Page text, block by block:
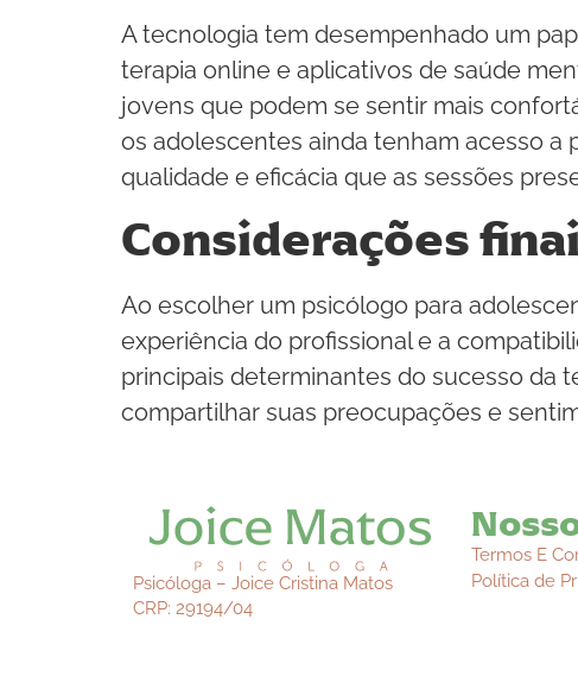
A tecnologia tem desempenhado um
terapia online e aplicativos de saúde
jovens que podem se sentir mais
os adolescentes ainda tenham acesso a
qualidade e eficácia que as sessões
Considerações
Ao escolher um psicólogo para
experiência do profissional e a
principais determinantes do sucesso da
compartilhar suas preocupações e
Psicóloga – Joice Cristina Matos
CRP: 29194/04
Termos E
Política de